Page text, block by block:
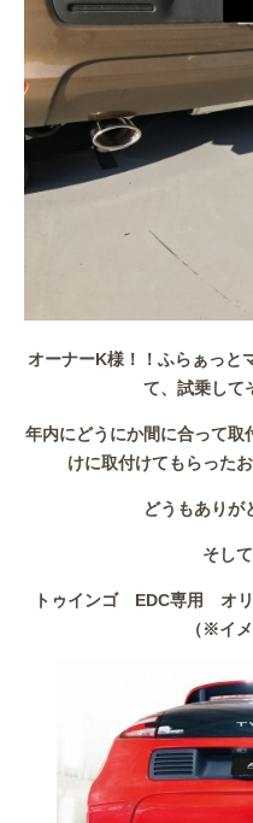
オーナーK様！！ふらぁっと
て、試乗して
年内にどうにか間に合って取
けに取付けてもらった
どうもありが
そし
トゥインゴ EDC専用 オリ
（※イ